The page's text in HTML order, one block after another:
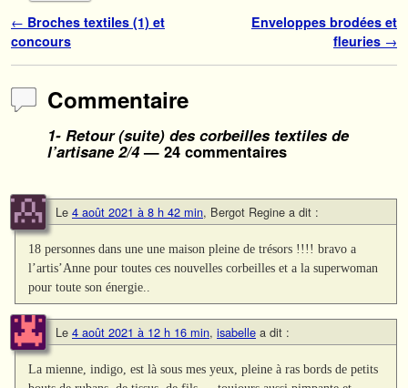
Navigation des articles
← Broches textiles (1) et
concours
Enveloppes brodées et
fleuries →
Commentaire
1- Retour (suite) des corbeilles textiles de
l’artisane 2/4— 24 commentaires
Le 4 août 2021 à 8 h 42 min, Bergot Regine a dit :
18 personnes dans une une maison pleine de trésors !!!! bravo a
l’artis’Anne pour toutes ces nouvelles corbeilles et a la superwoman
pour toute son énergie..
Le 4 août 2021 à 12 h 16 min, isabelle a dit :
La mienne, indigo, est là sous mes yeux, pleine à ras bords de petits